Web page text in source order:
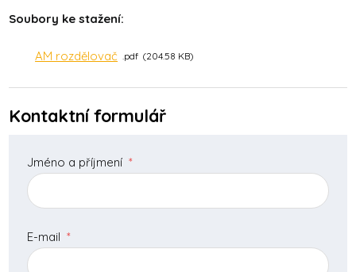
Soubory ke stažení:
AM rozdělovač pdf 204.58 KB
Kontaktní formulář
Jméno a příjmení *
E-mail *